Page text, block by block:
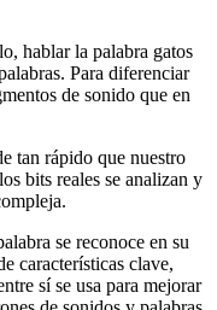
hablar la palabra gatos
Para diferenciar
de sonido que en
tan rápido que nuestro
bits reales se analizan y
se reconoce en su
características clave,
sí se usa para mejorar